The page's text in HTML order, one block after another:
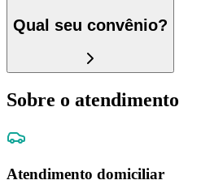
Qual seu convênio?
Sobre o atendimento
Atendimento domiciliar